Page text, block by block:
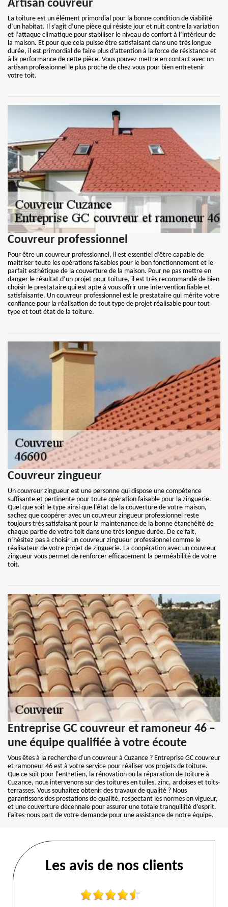
Artisan couvreur
La toiture est un élément primordial pour la bonne condition de viabilité
d’un habitat. Il s’agit d’une pièce qui résiste jour et nuit contre la variation
et l’attaque climatique pour stabiliser le niveau de confort à l’intérieur de
la maison. Et pour que cela puisse être satisfaisant dans une très longue
durée, il est primordial de faire plus d’attention à la force de résistance et
à la performance de cette pièce. Vous pouvez mettre en contact avec un
artisan professionnel le plus proche de chez vous pour bien entretenir
votre toit.
Couvreur professionnel
Pour être un couvreur professionnel, il est essentiel d’être capable de
maitriser toute les opérations faisables pour le bon fonctionnement et le
parfait esthétique de la couverture de la maison. Pour ne pas mettre en
danger le résultat d’un projet pour toiture, il est très recommandé de bien
choisir le prestataire qui est apte à vous offrir une intervention fiable et
satisfaisante. Un couvreur professionnel est le prestataire qui mérite votre
confiance pour la réalisation de tout type de projet réalisable pour tout
type et tout état de la toiture.
Couvreur zingueur
Un couvreur zingueur est une personne qui dispose une compétence
suffisante et pertinente pour toute opération faisable pour la zinguerie.
Quel que soit le type ainsi que l’état de la couverture de votre maison,
sachez que coopérer avec un couvreur zingueur professionnel reste
toujours très satisfaisant pour la maintenance de la bonne étanchéité de
chaque partie de votre toit dans une très longue durée. De ce fait,
n’hésitez pas à choisir un couvreur zingueur professionnel comme le
réalisateur de votre projet de zinguerie. La coopération avec un couvreur
zingueur vous permet de renforcer efficacement la perméabilité de votre
toit.
Entreprise GC couvreur et ramoneur 46 –
une équipe qualifiée à votre écoute
Vous êtes à la recherche d'un couvreur à Cuzance ? Entreprise GC couvreur
et ramoneur 46 est à votre service pour réaliser vos projets de toiture.
Que ce soit pour l'entretien, la rénovation ou la réparation de toiture à
Cuzance, nous intervenons sur des toitures en tuiles, zinc, ardoises et toits-
terrasses. Vous souhaitez obtenir des travaux de qualité ? Nous
garantissons des prestations de qualité, respectant les normes en vigueur,
et une couverture décennale pour assurer une totale tranquillité d’esprit.
Faites-nous part de votre demande pour une assistance de notre équipe.
Les avis de nos clients